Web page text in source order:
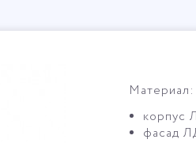
Материал:
корпус
фасад